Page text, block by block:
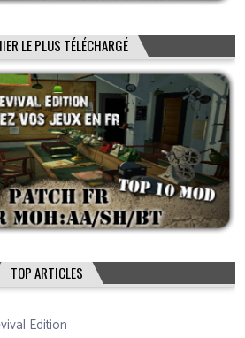
LE PLUS TÉLÉCHARGÉ
TOP ARTICLES
Edition